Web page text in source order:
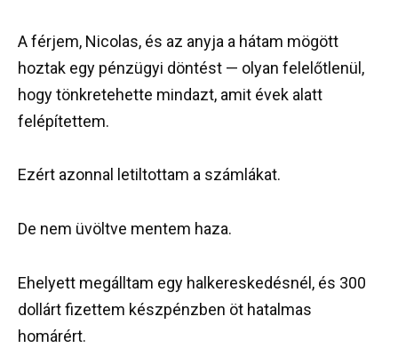
A férjem, Nicolas, és az anyja a hátam mögött
hoztak egy pénzügyi döntést — olyan felelőtlenül,
hogy tönkretehette mindazt, amit évek alatt
felépítettem.
Ezért azonnal letiltottam a számlákat.
De nem üvöltve mentem haza.
Ehelyett megálltam egy halkereskedésnél, és 300
dollárt fizettem készpénzben öt hatalmas
homárért.